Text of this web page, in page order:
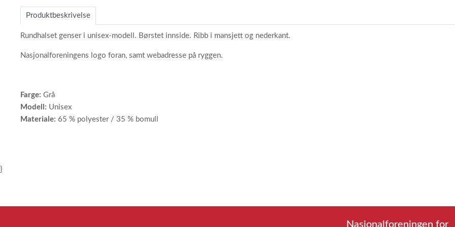
Produktbeskrivelse
Rundhalset genser i unisex-modell. Børstet innside. Ribb i mansjett og nederkant.
Nasjonalforeningens logo foran, samt webadresse på ryggen.
Farge: Grå
Modell: Unisex
Materiale: 65 % polyester / 35 % bomull
}
Nasjonalforeningen for